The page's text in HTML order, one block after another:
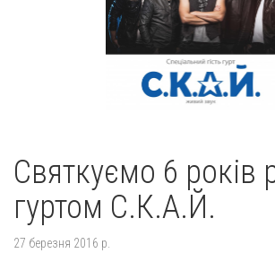
Святкуємо 6 років
гуртом С.К.А.Й.
27 березня 2016 р.